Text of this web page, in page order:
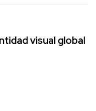
visual global